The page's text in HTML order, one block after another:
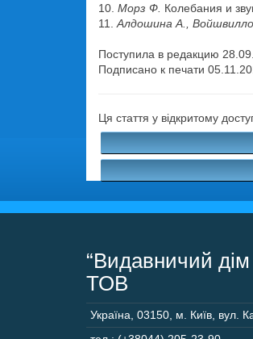
10. Морз Ф. Колебания и
11. Алдошина А.,
Поступила в редакцию
Подписано к печати
Ця стаття у відкритому
“Видавничий дім
ТОВ
Україна 03150 м. Київ, вул.